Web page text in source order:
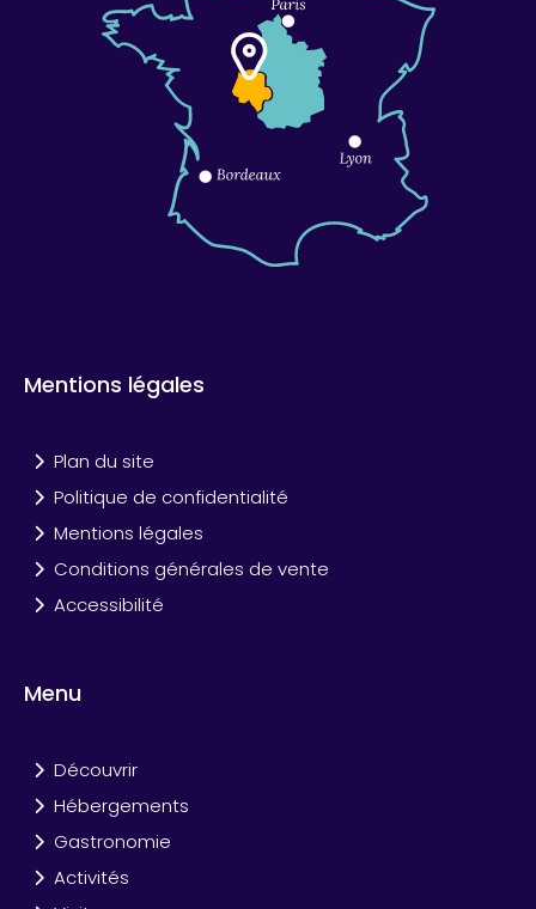
Mentions légales
Plan du site
Politique de confidentialité
Mentions légales
Conditions générales de vente
Accessibilité
Menu
Découvrir
Hébergements
Gastronomie
Activités